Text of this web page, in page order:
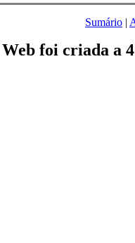
Sumário |
foi criada a